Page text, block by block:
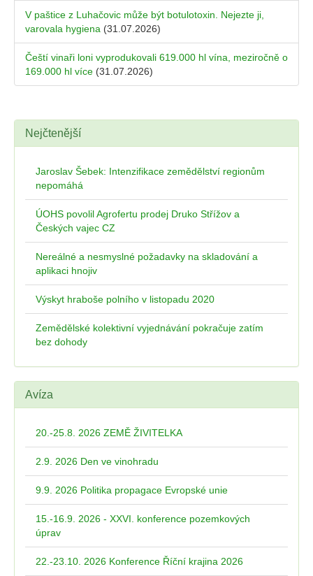
V paštice z Luhačovic může být botulotoxin. Nejezte ji,
varovala hygiena (31.07.2026)
Čeští vinaři loni vyprodukovali 619.000 hl vína, meziročně o
169.000 hl více (31.07.2026)
Nejčtenější
Jaroslav Šebek: Intenzifikace zemědělství regionům
nepomáhá
ÚOHS povolil Agrofertu prodej Druko Střížov a
Českých vajec CZ
Nereálné a nesmyslné požadavky na skladování a
aplikaci hnojiv
Výskyt hraboše polního v listopadu 2020
Zemědělské kolektivní vyjednávání pokračuje zatím
bez dohody
Avíza
20.-25.8. 2026 ZEMĚ ŽIVITELKA
2.9. 2026 Den ve vinohradu
9.9. 2026 Politika propagace Evropské unie
15.-16.9. 2026 - XXVI. konference pozemkových
úprav
22.-23.10. 2026 Konference Říční krajina 2026